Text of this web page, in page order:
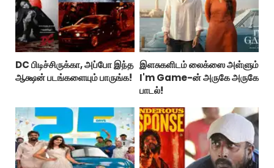
DC பிடிச்சிருக்கா, அப்போ இந்த
ஆக்ஷன் படங்களையும் பாருங்க!
இளசுகளிடம் லைக்ஸை அள்ளும்
I'm Game-ன் அருகே அருகே
பாடல்!